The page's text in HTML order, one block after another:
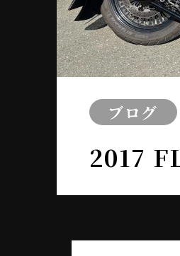
ブログ
2017